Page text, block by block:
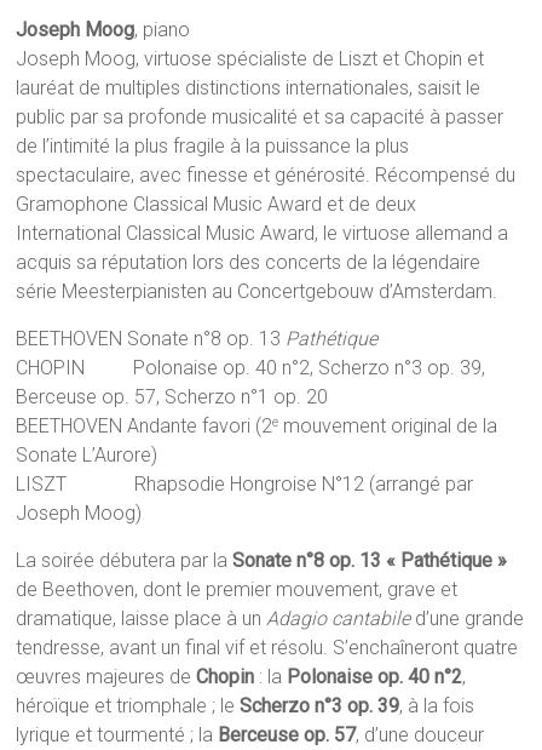
Joseph Moog, piano
Joseph Moog, virtuose spécialiste de Liszt et Chopin et
lauréat de multiples distinctions internationales, saisit le
public par sa profonde musicalité et sa capacité à passer
de l’intimité la plus fragile à la puissance la plus
spectaculaire, avec finesse et générosité. Récompensé du
Gramophone Classical Music Award et de deux
International Classical Music Award, le virtuose allemand a
acquis sa réputation lors des concerts de la légendaire
série Meesterpianisten au Concertgebouw d’Amsterdam.
BEETHOVEN Sonate n°8 op. 13 Pathétique
CHOPIN Polonaise op. 40 n°2, Scherzo n°3 op. 39,
Berceuse op. 57, Scherzo n°1 op. 20
BEETHOVEN Andante favori (2e mouvement original de la
Sonate L’Aurore)
LISZT Rhapsodie Hongroise N°12 (arrangé par
Joseph Moog)
La soirée débutera par laSonate n°8 op. 13 « Pathétique »
de Beethoven, dont le premier mouvement, grave et
dramatique, laisse place à unAdagio cantabiled’une grande
tendresse, avant un final vif et résolu. S’enchaîneront quatre
œuvres majeures deChopin : la Polonaise op. 40 n°2,
héroïque et triomphale ; leScherzo n°3 op. 39, à la fois
lyrique et tourmenté ; la Berceuse op. 57, d’une douceur